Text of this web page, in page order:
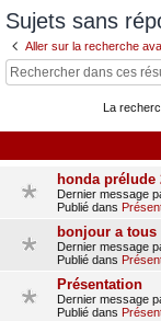
Sujets sans
Aller sur la recherche
La
honda prélude
Dernier message
Publié dans
bonjour a tous
Dernier message
Publié dans
Présentation
Dernier message
Publié dans